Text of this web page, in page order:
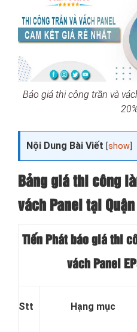
Báo giá thi công trần và
Nội Dung Bài Viết [show
Bảng giá thi công
vách Panel tại
Tiến Phát báo giá thi
vách Panel
Stt Hạng mục